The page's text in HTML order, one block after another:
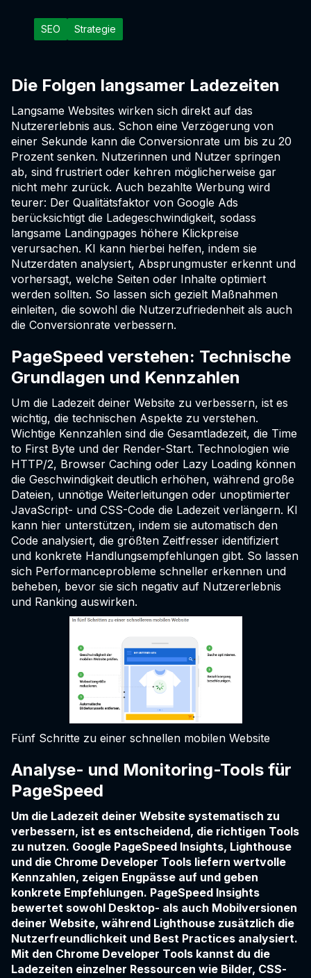
SEO Strategie
Die Folgen langsamer Ladezeiten
Langsame Websites wirken sich direkt auf das
Nutzererlebnis aus. Schon eine Verzögerung von
einer Sekunde kann die Conversionrate um bis zu 20
Prozent senken. Nutzerinnen und Nutzer springen
ab, sind frustriert oder kehren möglicherweise gar
nicht mehr zurück. Auch bezahlte Werbung wird
teurer: Der Qualitätsfaktor von Google Ads
berücksichtigt die Ladegeschwindigkeit, sodass
langsame Landingpages höhere Klickpreise
verursachen. KI kann hierbei helfen, indem sie
Nutzerdaten analysiert, Absprungmuster erkennt und
vorhersagt, welche Seiten oder Inhalte optimiert
werden sollten. So lassen sich gezielt Maßnahmen
einleiten, die sowohl die Nutzerzufriedenheit als auch
die Conversionrate verbessern.
PageSpeed verstehen: Technische
Grundlagen und Kennzahlen
Um die Ladezeit deiner Website zu verbessern, ist es
wichtig, die technischen Aspekte zu verstehen.
Wichtige Kennzahlen sind die Gesamtladezeit, die Time
to First Byte und der Render-Start. Technologien wie
HTTP/2, Browser Caching oder Lazy Loading können
die Geschwindigkeit deutlich erhöhen, während große
Dateien, unnötige Weiterleitungen oder unoptimierter
JavaScript- und CSS-Code die Ladezeit verlängern. KI
kann hier unterstützen, indem sie automatisch den
Code analysiert, die größten Zeitfresser identifiziert
und konkrete Handlungsempfehlungen gibt. So lassen
sich Performanceprobleme schneller erkennen und
beheben, bevor sie sich negativ auf Nutzererlebnis
und Ranking auswirken.
Fünf Schritte zu einer schnellen mobilen Website
Analyse- und Monitoring-Tools für
PageSpeed
Um die Ladezeit deiner Website systematisch zu
verbessern, ist es entscheidend, die richtigen Tools
zu nutzen. Google PageSpeed Insights, Lighthouse
und die Chrome Developer Tools liefern wertvolle
Kennzahlen, zeigen Engpässe auf und geben
konkrete Empfehlungen. PageSpeed Insights
bewertet sowohl Desktop- als auch Mobilversionen
deiner Website, während Lighthouse zusätzlich die
Nutzerfreundlichkeit und Best Practices analysiert.
Mit den Chrome Developer Tools kannst du die
Ladezeiten einzelner Ressourcen wie Bilder, CSS-